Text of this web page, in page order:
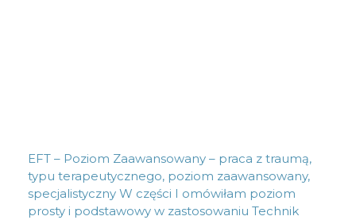
EFT – Poziom Zaawansowany – praca z traumą,
typu terapeutycznego, poziom zaawansowany,
specjalistyczny W części I omówiłam poziom
prosty i podstawowy w zastosowaniu Technik